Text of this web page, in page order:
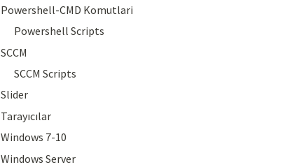
Powershell-CMD Komutlari
Powershell Scripts
SCCM
SCCM Scripts
Slider
Tarayıcılar
Windows 7-10
Windows Server